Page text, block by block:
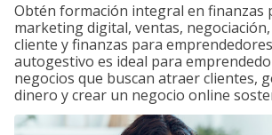
Obtén formación integral en finanzas
marketing digital, ventas,
cliente y finanzas para
autogestivo es ideal para
negocios que buscan atraer clientes,
dinero y crear un negocio online